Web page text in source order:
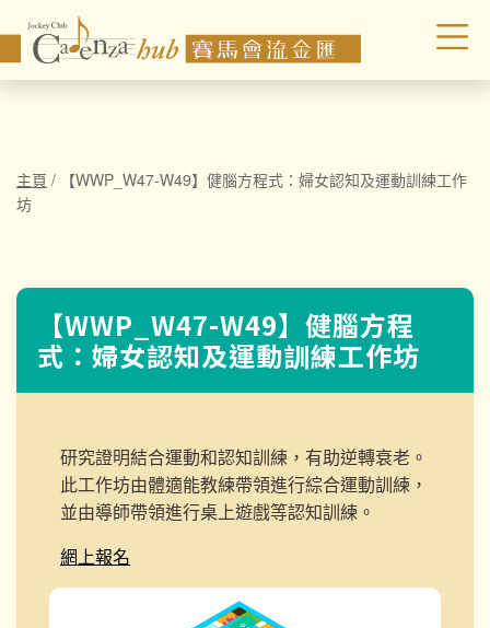
主頁 /
【WWP_W47-W49】健腦方程式：婦女認知及運動訓練工作
坊
【WWP_W47-W49】健腦方程
式：婦女認知及運動訓練工作坊
研究證明結合運動和認知訓練，有助逆轉衰老。
此工作坊由體適能教練帶領進行綜合運動訓練，
並由導師帶領進行桌上遊戲等認知訓練。
網上報名